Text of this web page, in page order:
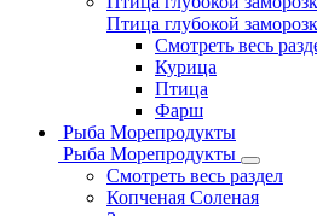
Птица глубокой
Смотреть весь
Курица
Птица
Фарш
Рыба Морепродукты
Рыба Морепродукты
Смотреть весь раздел
Копченая Соленая